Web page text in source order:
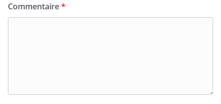
Commentaire*